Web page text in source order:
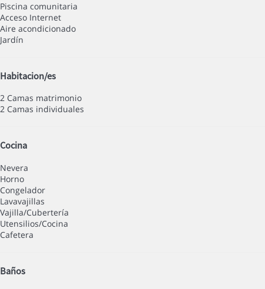
Piscina comunitaria
Acceso Internet
Aire acondicionado
Jardín
Habitacion/es
2 Camas matrimonio
2 Camas individuales
Cocina
Nevera
Horno
Congelador
Lavavajillas
Vajilla/Cubertería
Utensilios/Cocina
Cafetera
Baños